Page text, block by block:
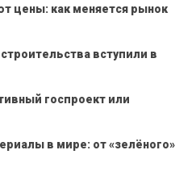
цены: как меняется рынок
вступили в
госпроект или
в мире: от «зелёного»